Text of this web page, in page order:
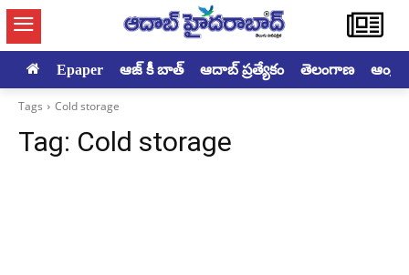
Epaper ఆజ్ కీ బాత్ ఆదాబ్ ప్రత్యేకం తెలంగాణ
Tags Cold storage
Tag: Cold storage